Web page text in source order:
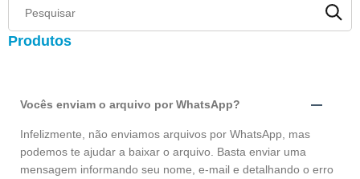
Produtos
Vocês enviam o arquivo por WhatsApp?
Infelizmente, não enviamos arquivos por WhatsApp, mas
podemos te ajudar a baixar o arquivo. Basta enviar uma
mensagem informando seu nome, e-mail e detalhando o erro